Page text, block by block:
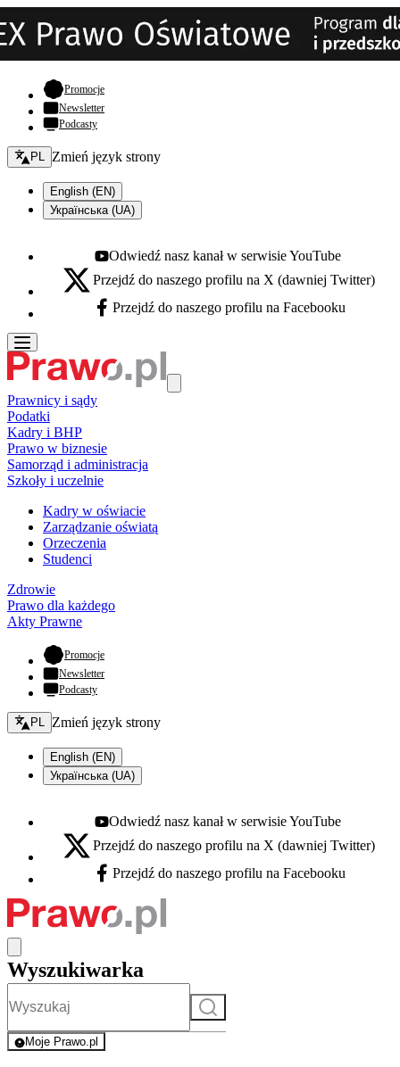
Promocje- otwiera się w nowej karcie
Newsletter
Podcasty
Zmień język - bieżący:
PL Zmień język strony
English (EN)
Українська (UA)
Youtube - otwiera się w nowej karcie
Odwiedź nasz kanał w serwisie YouTube
X - otwiera się w nowej karcie
Przejdź do naszego profilu na X (dawniej Twitter)
Facebook - otwiera się w nowej karcie
Przejdź do naszego profilu na Facebooku
Prawnicy i sądy
Podatki
Kadry i BHP
Prawo w biznesie
Samorząd i administracja
Szkoły i uczelnie
Kadry w oświacie
Zarządzanie oświatą
Orzeczenia
Studenci
Zdrowie
Prawo dla każdego
Akty Prawne
Promocje- otwiera się w nowej karcie
Newsletter
Podcasty
Zmień język - bieżący:
PL Zmień język strony
English (EN)
Українська (UA)
Youtube - otwiera się w nowej karcie
Odwiedź nasz kanał w serwisie YouTube
X - otwiera się w nowej karcie
Przejdź do naszego profilu na X (dawniej Twitter)
Facebook - otwiera się w nowej karcie
Przejdź do naszego profilu na Facebooku
Wyszukiwarka
Szukaj
Moje Prawo.pl
- rejestracja i logowanie do serwisu